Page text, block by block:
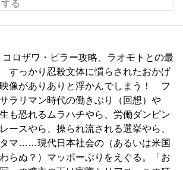
コロザワ・ピラー攻略、ラオモトとの最
すっかり忍殺文体に慣らされたおかげ
像がありありと浮かんでしまう！ フ
ラリマン時代の働きぶり（回想）や
も恐れるムラハチやら、労働ダンピン
ースやら、操られ流される選挙やら、
マ……現代日本社会の（あるいは米国
らぬ？）マッポーぶりをえぐる。「お